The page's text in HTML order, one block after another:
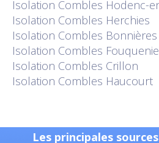
Isolation Combles Hodenc-
Isolation Combles Herchies
Isolation Combles Bonnières
Isolation Combles
Isolation Combles Crillon
Isolation Combles Haucourt
Les principales